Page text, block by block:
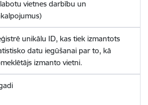
vietnes darbību un
unikālu ID, kas tiek izmantots
datu iegūšanai par to, kā
izmanto vietni.